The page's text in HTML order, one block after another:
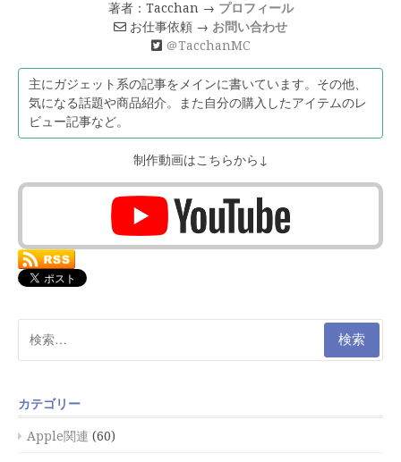
著者：Tacchan → プロフィール
お仕事依頼 → お問い合わせ
＠TacchanMC
主にガジェット系の記事をメインに書いています。その他、
気になる話題や商品紹介。また自分の購入したアイテムのレ
ビュー記事など。
制作動画はこちらから↓
索:
カテゴリー
Apple関連 (60)